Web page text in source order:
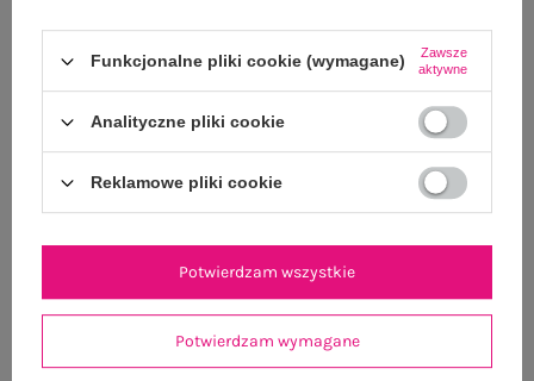
OPINIE O PRODUKCIE (3)
WYSYŁKA I DOSTAWA
ZWROTY I REKLAMACJE
PRODUKTY ZE STYLIZACJI
Funkcjonalne pliki cookie (wymagane)
Zawsze
aktywne
Analityczne pliki cookie
Reklamowe pliki cookie
Potwierdzam wymagane
Potwierdzam wszystkie